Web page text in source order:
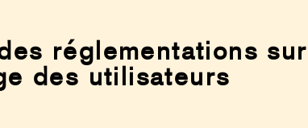
réglementations sur
des utilisateurs